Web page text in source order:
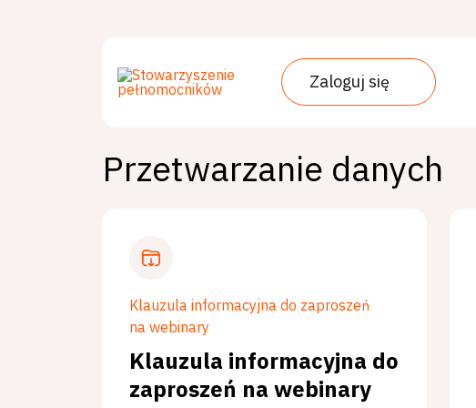
Zaloguj się
Przetwarzanie danych
Klauzula informacyjna do zaproszeń
na webinary
Klauzula informacyjna do
zaproszeń na webinary